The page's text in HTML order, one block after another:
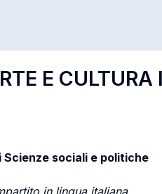
E CULTURA
Scienze sociali e politiche
in lingua italiana